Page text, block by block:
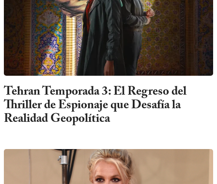
Tehran Temporada 3: El Regreso del
Thriller de Espionaje que Desafía la
Realidad Geopolítica